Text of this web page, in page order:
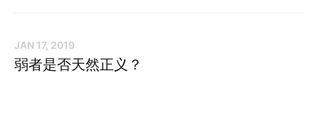
JAN 17, 2019
弱者是否天然正义？